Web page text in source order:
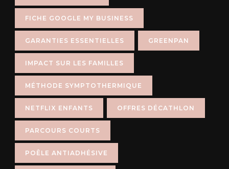
FICHE GOOGLE MY BUSINESS
GARANTIES ESSENTIELLES GREENPAN
IMPACT SUR LES FAMILLES
MÉTHODE SYMPTOTHERMIQUE
NETFLIX ENFANTS OFFRES DÉCATHLON
PARCOURS COURTS
POÊLE ANTIADHÉSIVE